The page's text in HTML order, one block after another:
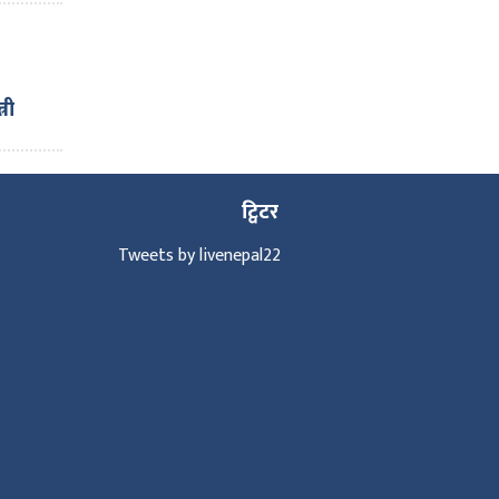
६
ट्विटर
Tweets by livenepal22